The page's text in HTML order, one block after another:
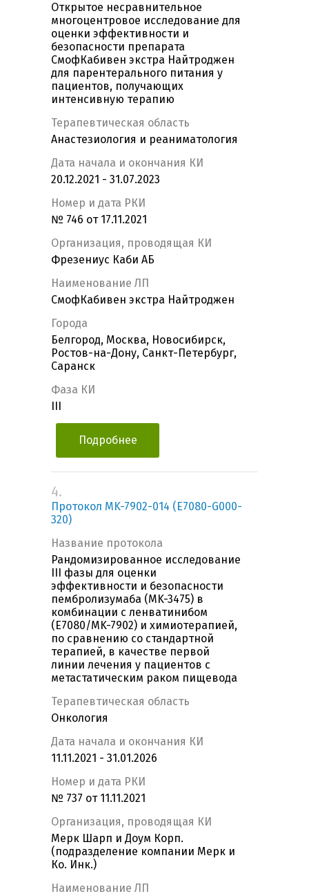
Открытое несравнительное
многоцентровое исследование для
оценки эффективности и
безопасности препарата
СмофКабивен экстра Найтроджен
для парентерального питания у
пациентов, получающих
интенсивную терапию
Терапевтическая область
Анастезиология и реаниматология
Дата начала и окончания КИ
20.12.2021 - 31.07.2023
Номер и дата РКИ
№ 746 от 17.11.2021
Организация, проводящая КИ
Фрезениус Каби АБ
Наименование ЛП
СмофКабивен экстра Найтроджен
Города
Белгород, Москва, Новосибирск,
Ростов-на-Дону, Санкт-Петербург,
Саранск
Фаза КИ
Подробнее
4.
Протокол MK-7902-014 (E7080-G000-
320)
Название протокола
Рандомизированное исследование
III фазы для оценки
эффективности и безопасности
пембролизумаба (MK-3475) в
комбинации с ленватинибом
(E7080/MK-7902) и химиотерапией,
по сравнению со стандартной
терапией, в качестве первой
линии лечения у пациентов с
метастатическим раком пищевода
Терапевтическая область
Онкология
Дата начала и окончания КИ
11.11.2021 - 31.01.2026
Номер и дата РКИ
№ 737 от 11.11.2021
Организация, проводящая КИ
Мерк Шарп и Доум Корп.
(подразделение компании Мерк и
Ко. Инк.)
Наименование ЛП